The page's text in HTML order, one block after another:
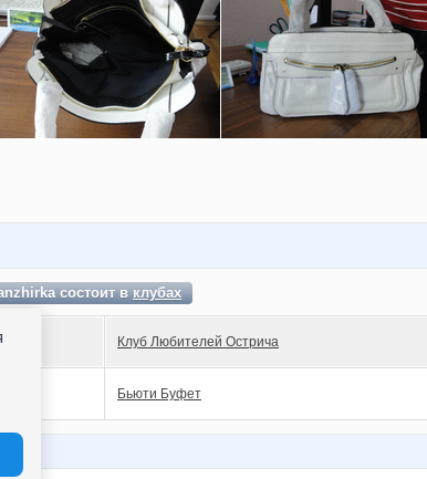
состоит вклубах
Клуб Любителей Острича
Бьюти Буфет